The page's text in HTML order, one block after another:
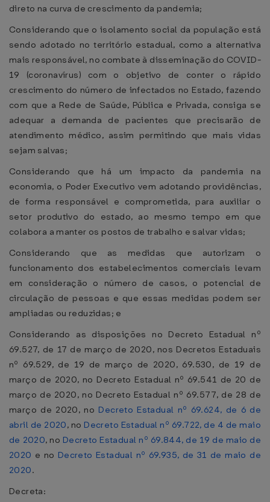
direto na curva de crescimento da pandemia;
Considerando que o isolamento social da população está
sendo adotado no território estadual, como a alternativa
mais responsável, no combate à disseminação do COVID-
19 (coronavírus) com o objetivo de conter o rápido
crescimento do número de infectados no Estado, fazendo
com que a Rede de Saúde, Pública e Privada, consiga se
adequar a demanda de pacientes que precisarão de
atendimento médico, assim permitindo que mais vidas
sejam salvas;
Considerando que há um impacto da pandemia na
economia, o Poder Executivo vem adotando providências,
de forma responsável e comprometida, para auxiliar o
setor produtivo do estado, ao mesmo tempo em que
colabora a manter os postos de trabalho e salvar vidas;
Considerando que as medidas que autorizam o
funcionamento dos estabelecimentos comerciais levam
em consideração o número de casos, o potencial de
circulação de pessoas e que essas medidas podem ser
ampliadas ou reduzidas; e
Considerando as disposições no Decreto Estadual nº
69.527, de 17 de março de 2020, nos Decretos Estaduais
nº 69.529, de 19 de março de 2020, 69.530, de 19 de
março de 2020, no Decreto Estadual nº 69.541 de 20 de
março de 2020, no Decreto Estadual nº 69.577, de 28 de
março de 2020, no Decreto Estadual nº 69.624, de 6 de
abril de 2020, no Decreto Estadual nº 69.722, de 4 de maio
de 2020, no Decreto Estadual nº 69.844, de 19 de maio de
2020 e no Decreto Estadual nº 69.935, de 31 de maio de
2020.
Decreta: